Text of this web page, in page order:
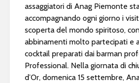
assaggiatori di Anag Piemonte
accompagnando ogni giorno i
scoperta del mondo spiritoso,
abbinamenti molto partecipati e
cocktail preparati dai barman
Professional. Nella giornata di
d’Or, domenica 15 settembre,